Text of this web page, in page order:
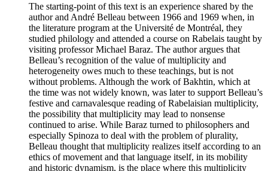
The starting-point of this text is an experience shared by the
author and André Belleau between 1966 and 1969 when, in
the literature program at the Université de Montréal, they
studied philology and attended a course on Rabelais taught by
visiting professor Michael Baraz. The author argues that
Belleau’s recognition of the value of multiplicity and
heterogeneity owes much to these teachings, but is not
without problems. Although the work of Bakhtin, which at
the time was not widely known, was later to support Belleau’s
festive and carnavalesque reading of Rabelaisian multiplicity,
the possibility that multiplicity may lead to nonsense
continued to arise. While Baraz turned to philosophers and
especially Spinoza to deal with the problem of plurality,
Belleau thought that multiplicity realizes itself according to an
ethics of movement and that language itself, in its mobility
and historic dynamism, is the place where this multiplicity